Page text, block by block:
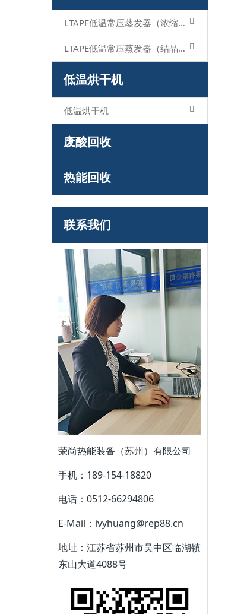
LTAPE低温常压蒸发器（浓缩型）
LTAPE低温常压蒸发器（结晶型）
低温烘干机
低温烘干机
废酸回收
热能回收
联系我们
荣尚热能装备（苏州）有限公司
手机：189-154-18820
电话：0512-66294806
E-Mail：ivyhuang@rep88.cn
地址：江苏省苏州市吴中区临湖镇
东山大道4088号